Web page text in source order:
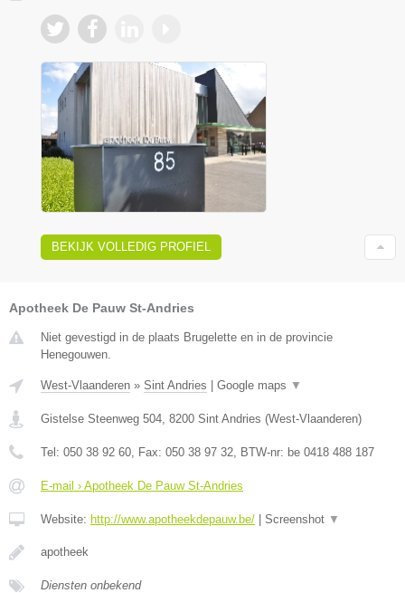
BEKIJK VOLLEDIG PROFIEL
Apotheek De Pauw St-Andries
Niet gevestigd in de plaats Brugelette en in de provincie
Henegouwen.
West-Vlaanderen » Sint Andries | Google maps ▼
Gistelse Steenweg 504 8200 Sint Andries (West-Vlaanderen)
Tel: 050 38 92 60 , Fax: 050 38 97 32 , BTW-nr: be 0418 488 187
E-mail › Apotheek De Pauw St-Andries
Website: http://www.apotheekdepauw.be/ | Screenshot ▼
apotheek
Diensten onbekend